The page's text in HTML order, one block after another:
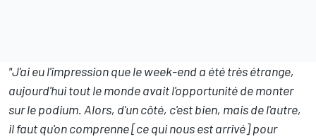
"J'ai eu l'impression que le week-end a été très étrange,
aujourd'hui tout le monde avait l'opportunité de monter
sur le podium. Alors, d'un côté, c'est bien, mais de l'autre,
il faut qu'on comprenne [ce qui nous est arrivé] pour